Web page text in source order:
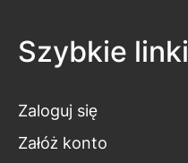
Szybkie linki
Zaloguj się
Załóż konto